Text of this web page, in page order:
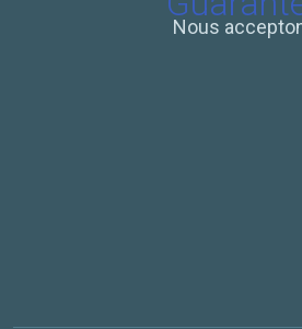
Nous